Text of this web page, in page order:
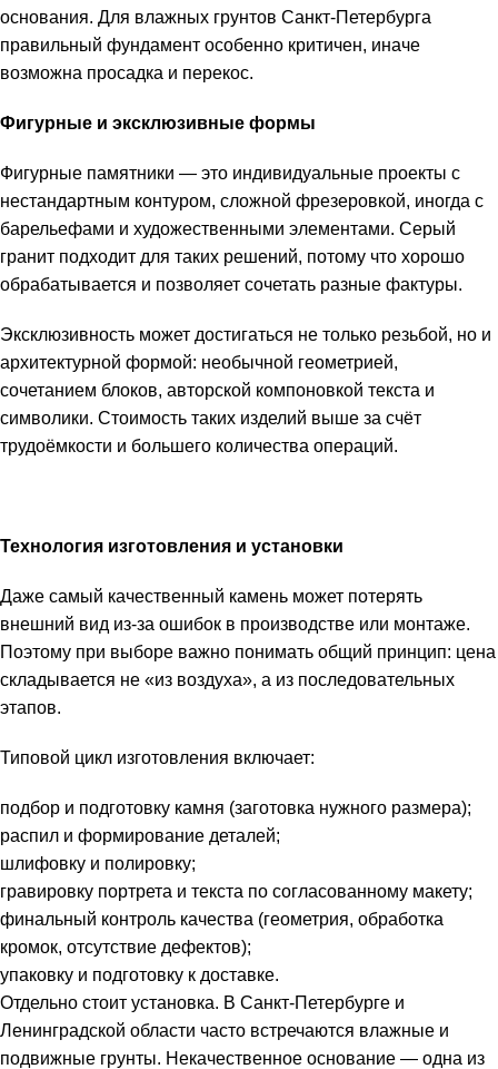
основания. Для влажных грунтов Санкт-Петербурга
правильный фундамент особенно критичен, иначе
возможна просадка и перекос.
Фигурные и эксклюзивные формы
Фигурные памятники — это индивидуальные проекты с
нестандартным контуром, сложной фрезеровкой, иногда с
барельефами и художественными элементами. Серый
гранит подходит для таких решений, потому что хорошо
обрабатывается и позволяет сочетать разные фактуры.
Эксклюзивность может достигаться не только резьбой, но и
архитектурной формой: необычной геометрией,
сочетанием блоков, авторской компоновкой текста и
символики. Стоимость таких изделий выше за счёт
трудоёмкости и большего количества операций.
Технология изготовления и установки
Даже самый качественный камень может потерять
внешний вид из-за ошибок в производстве или монтаже.
Поэтому при выборе важно понимать общий принцип: цена
складывается не «из воздуха», а из последовательных
этапов.
Типовой цикл изготовления включает:
подбор и подготовку камня (заготовка нужного размера);
распил и формирование деталей;
шлифовку и полировку;
гравировку портрета и текста по согласованному макету;
финальный контроль качества (геометрия, обработка
кромок, отсутствие дефектов);
упаковку и подготовку к доставке.
Отдельно стоит установка. В Санкт-Петербурге и
Ленинградской области часто встречаются влажные и
подвижные грунты. Некачественное основание — одна из